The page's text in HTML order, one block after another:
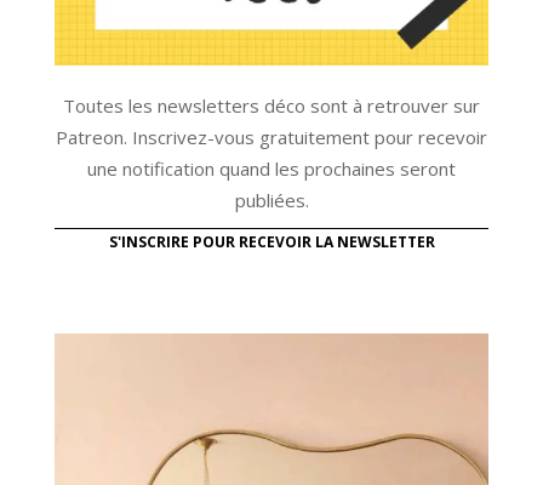
Toutes les newsletters déco sont à retrouver sur
Patreon. Inscrivez-vous gratuitement pour recevoir
une notification quand les prochaines seront
publiées.
S'INSCRIRE POUR RECEVOIR LA NEWSLETTER